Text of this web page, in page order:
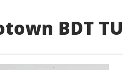
BDT